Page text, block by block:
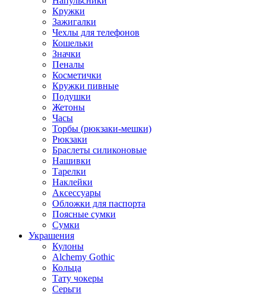
Кружки
Зажигалки
Чехлы для телефонов
Кошельки
Значки
Пеналы
Косметички
Кружки пивные
Подушки
Жетоны
Часы
Торбы (рюкзаки-мешки)
Рюкзаки
Браслеты силиконовые
Нашивки
Тарелки
Наклейки
Аксессуары
Обложки для паспорта
Поясные сумки
Сумки
Украшения
Кулоны
Alchemy Gothic
Кольца
Тату чокеры
Серьги